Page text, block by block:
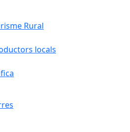
Rural
locals